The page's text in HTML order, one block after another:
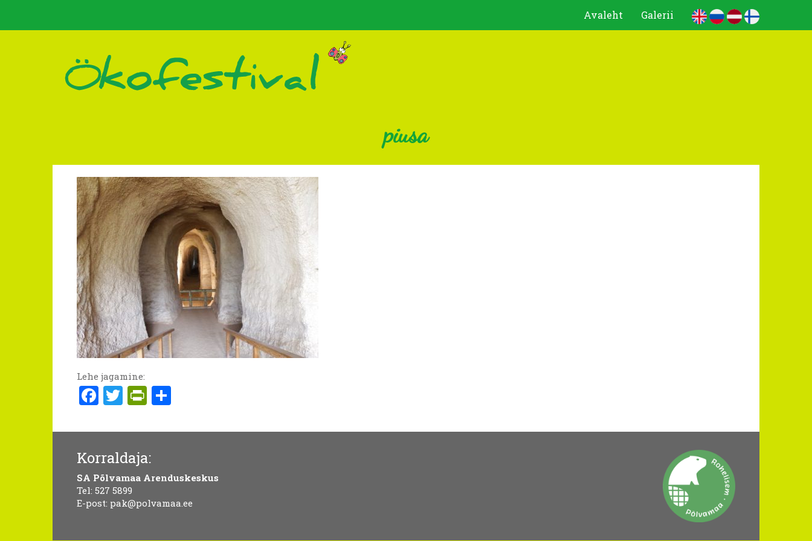
Avaleht Galerii
piusa
Lehe jagamine:
Facebook
TwitterPrintFriendly
Korraldaja:
SA Põlvamaa Arenduskeskus
Tel: 527 5899
E-post: pak@polvamaa.ee